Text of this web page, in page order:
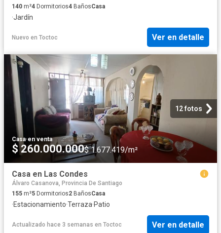
140 m²4 Dormitorios4 BañosCasa
·Jardín
Nuevo en Toctoc Ver en detalle
12 fotos
Casa·en venta
$ 260.000.000$ 1.677.419/m²
Casa en Las Condes
Álvaro Casanova, Provincia De Santiago
155 m²5 Dormitorios2 BañosCasa
·Estacionamiento·Terraza·Patio
Actualizado hace 3 semanas en Toctoc Ver en detalle